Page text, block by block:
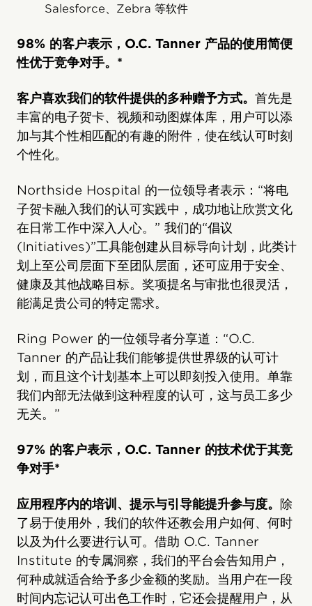
Salesforce、Zebra 等软件
98% 的客户表示，O.C. Tanner 产品的使用简便
性优于竞争对手。*
客户喜欢我们的软件提供的多种赠予方式。 首先是
丰富的电子贺卡、视频和动图媒体库，用户可以添
加与其个性相匹配的有趣的附件，使在线认可时刻
个性化。
Northside Hospital 的一位领导者表示：“将电
子贺卡融入我们的认可实践中，成功地让欣赏文化
在日常工作中深入人心。” 我们的“倡议
(Initiatives)”工具能创建从目标导向计划，此类计
划上至公司层面下至团队层面，还可应用于安全、
健康及其他战略目标。奖项提名与审批也很灵活，
能满足贵公司的特定需求。
Ring Power 的一位领导者分享道：“O.C.
Tanner 的产品让我们能够提供世界级的认可计
划，而且这个计划基本上可以即刻投入使用。单靠
我们内部无法做到这种程度的认可，这与员工多少
无关。”
97% 的客户表示，O.C. Tanner 的技术优于其竞
争对手*
应用程序内的培训、提示与引导能提升参与度。 除
了易于使用外，我们的软件还教会用户如何、何时
以及为什么要进行认可。借助 O.C. Tanner
Institute 的专属洞察，我们的平台会告知用户，
何种成就适合给予多少金额的奖励。当用户在一段
时间内忘记认可出色工作时，它还会提醒用户，从